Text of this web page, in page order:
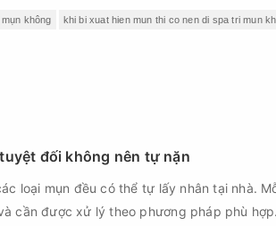
không khi bi xuat hien mun thi co nen di spa tri mun
đối không nên tự nặn
loại mụn đều có thể tự lấy nhân tại nhà.
cần được xử lý theo phương pháp phù